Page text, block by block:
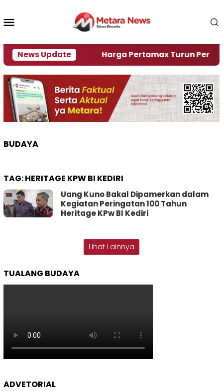
konten
News Update
Krisi Air Harga Pertamax Turun Per Hari Ini,
BUDAYA
TAG:HERITAGE KPW BI KEDIRI
Uang Kuno Bakal Dipamerkan dalam
Kegiatan Peringatan 100 Tahun
Heritage KPw BI Kediri
Lihat Lainnya
TUALANG BUDAYA
ADVETORIAL